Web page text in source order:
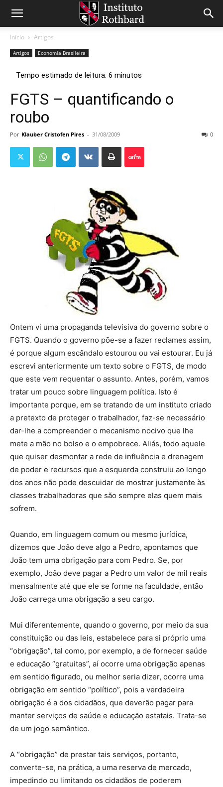
Início Artigos
Artigos Economia Brasileira
FGTS – quantificando o
roubo
Por Klauber Cristofen Pires - 31/08/2009 0
Ontem vi uma propaganda televisiva do governo sobre o
FGTS. Quando o governo põe-se a fazer reclames assim,
é porque algum escândalo estourou ou vai estourar. Eu já
escrevi anteriormente um texto sobre o FGTS, de modo
que este vem requentar o assunto. Antes, porém, vamos
tratar um pouco sobre linguagem política. Isto é
importante porque, em se tratando de um instituto criado
a pretexto de proteger o trabalhador, faz-se necessário
dar-lhe a compreender o mecanismo nocivo que lhe
mete a mão no bolso e o empobrece. Aliás, todo aquele
que quiser desmontar a rede de influência e drenagem
de poder e recursos que a esquerda construiu ao longo
dos anos não pode descuidar de mostrar justamente às
classes trabalhadoras que são sempre elas quem mais
sofrem.
Quando, em linguagem comum ou mesmo jurídica,
dizemos que João deve algo a Pedro, apontamos que
João tem uma obrigação para com Pedro. Se, por
exemplo, João deve pagar a Pedro um valor de mil reais
mensalmente até que ele se forme na faculdade, então
João carrega uma obrigação a seu cargo.
Mui diferentemente, quando o governo, por meio da sua
constituição ou das leis, estabelece para si próprio uma
“obrigação”, tal como, por exemplo, a de fornecer saúde
e educação “gratuitas”, aí ocorre uma obrigação apenas
em sentido figurado, ou melhor seria dizer, ocorre uma
obrigação em sentido “político”, pois a verdadeira
obrigação é a dos cidadãos, que deverão pagar para
manter serviços de saúde e educação estatais. Trata-se
de um jogo semântico.
A “obrigação” de prestar tais serviços, portanto,
converte-se, na prática, a uma reserva de mercado,
impedindo ou limitando os cidadãos de poderem